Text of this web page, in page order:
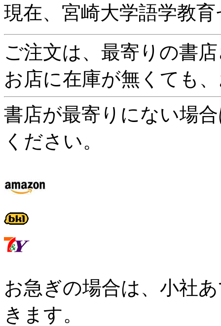
現在、宮崎大学語学教
ご注文は、最寄りの書
お店に在庫が無くても
書店が最寄りにない場
ください。
お急ぎの場合は、小社
きます。